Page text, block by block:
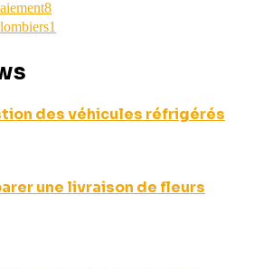
8
1
des véhicules réfrigérés
une livraison de fleurs